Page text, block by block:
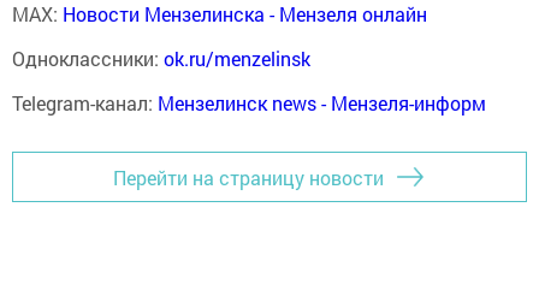
MAX: Новости Мензелинска - Мензеля онлайн
Одноклассники: ok.ru/menzelinsk
Telegram-канал: Мензелинск news - Мензеля-информ
Перейти на страницу новости